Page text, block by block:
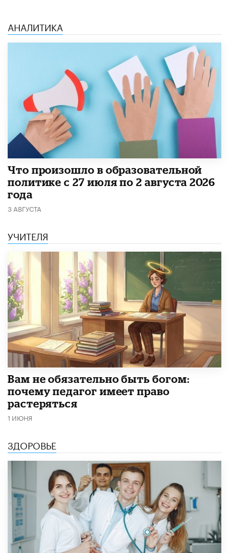
АНАЛИТИКА
​Что произошло в образовательной
политике с 27 июля по 2 августа 2026
года
3 АВГУСТА
УЧИТЕЛЯ
​Вам не обязательно быть богом:
почему педагог имеет право
растеряться
1 ИЮНЯ
ЗДОРОВЬЕ